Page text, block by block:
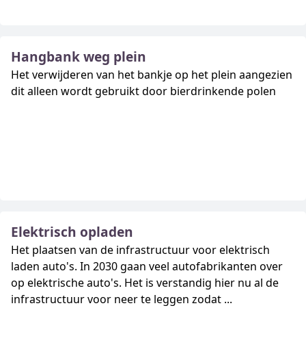
Hangbank weg plein
Het verwijderen van het bankje op het plein aangezien
dit alleen wordt gebruikt door bierdrinkende polen
Elektrisch opladen
Het plaatsen van de infrastructuur voor elektrisch
laden auto's. In 2030 gaan veel autofabrikanten over
op elektrische auto's. Het is verstandig hier nu al de
infrastructuur voor neer te leggen zodat ...